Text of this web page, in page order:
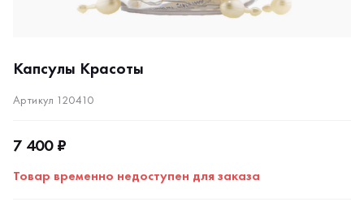
Капсулы Красоты
Артикул 120410
7 400 ₽
Товар временно недоступен для заказа